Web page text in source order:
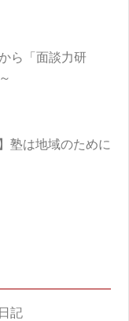
ら「面談力研
塾は地域のために
記